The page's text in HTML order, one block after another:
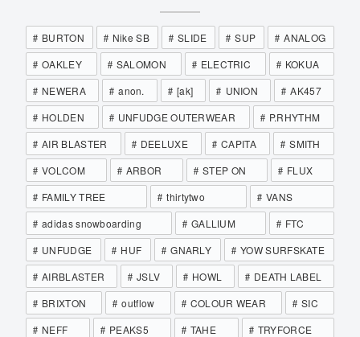
BURTON Nike SB SLIDE SUP
ANALOG
OAKLEY
SALOMON ELECTRIC
KOKUA
NEWERA
anon. [ak] UNION
AK457
HOLDEN
UNFUDGE OUTERWEAR
P.RHYTHM
AIR BLASTER
DEELUXE CAPITA
SMITH
VOLCOM
ARBOR STEP ON
FLUX
FAMILY TREE
thirtytwo
VANS
adidas snowboarding
GALLIUM
FTC
UNFUDGE
HUF GNARLY
YOW SURFSKATE
AIRBLASTER
JSLV HOWL
DEATH LABEL
BRIXTON
outflow COLOUR WEAR
SIC
NEFF
PEAKS5 TAHE
TRYFORCE